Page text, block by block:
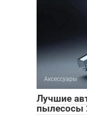
Аксессуары
Лучшие
пылесосы